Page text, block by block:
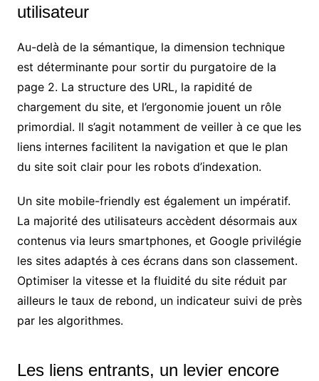
utilisateur
Au-delà de la sémantique, la dimension technique
est déterminante pour sortir du purgatoire de la
page 2. La structure des URL, la rapidité de
chargement du site, et l’ergonomie jouent un rôle
primordial. Il s’agit notamment de veiller à ce que les
liens internes facilitent la navigation et que le plan
du site soit clair pour les robots d’indexation.
Un site mobile-friendly est également un impératif.
La majorité des utilisateurs accèdent désormais aux
contenus via leurs smartphones, et Google privilégie
les sites adaptés à ces écrans dans son classement.
Optimiser la vitesse et la fluidité du site réduit par
ailleurs le taux de rebond, un indicateur suivi de près
par les algorithmes.
Les liens entrants, un levier encore